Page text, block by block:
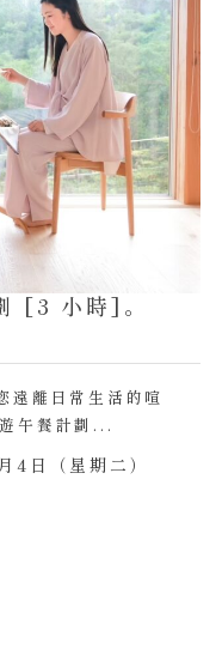
[3 小時]。
遠離日常生活的喧
午餐計劃...
日（星期二）